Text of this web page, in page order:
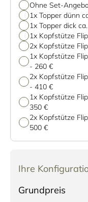
Ohne Set-
1x Topper dünn
1x Topper dick
1x Kopfstütze Flip
2x Kopfstütze Flip
1x Kopfstütze
- 260 €
2x Kopfstütze
- 410 €
1x Kopfstütze
350 €
2x Kopfstütze
500 €
Ihre
Grundpreis